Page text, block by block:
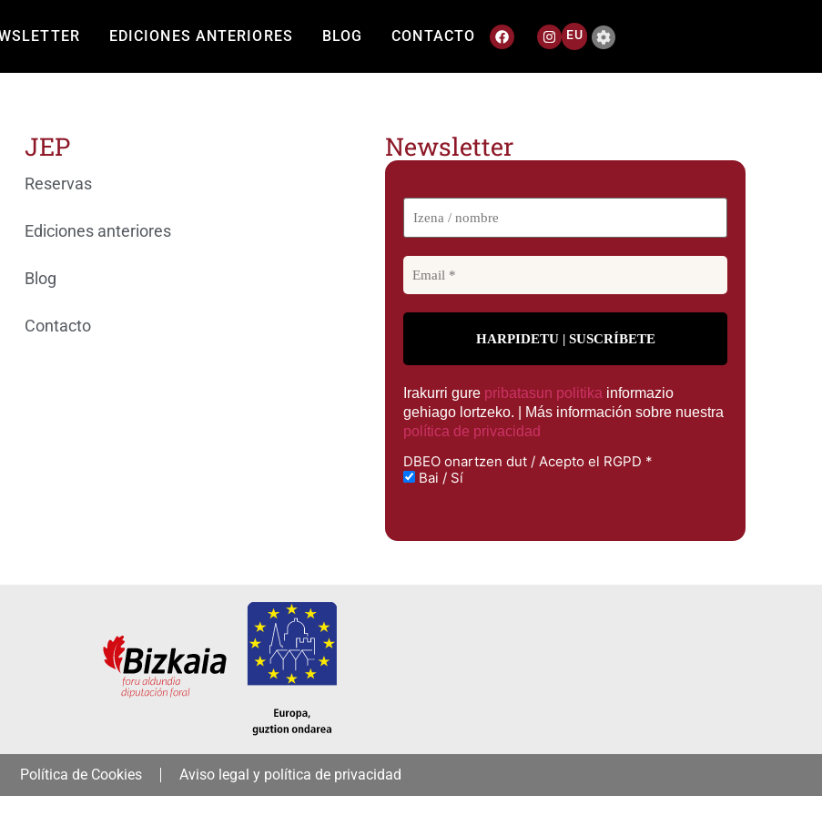
EDICIONES ANTERIORES BLOG CONTACTO EU
JEP
Reservas
Ediciones anteriores
Blog
Contacto
Newsletter
Irakurri gure pribatasun politika informazio
gehiago lortzeko. | Más información sobre nuestra
política de privacidad
DBEO onartzen dut / Acepto el RGPD *
Bai / Sí
Política de Cookies Aviso legal y política de privacidad